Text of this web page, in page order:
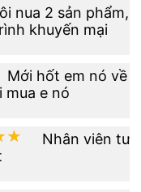
nua 2 sản phẩm,
khuyến mại
Mới hốt em nó về
mua e nó
Nhân viên tư